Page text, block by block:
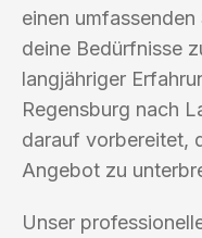
einen
deine Bedürfnisse
langjähriger
Regensburg nach
darauf vorbereitet,
Angebot zu
Unser